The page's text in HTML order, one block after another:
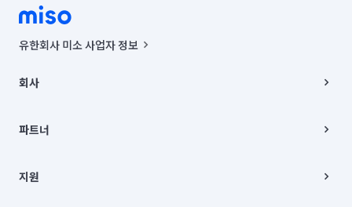
유한회사 미소 사업자 정보
00019 |
주소 | 본사: 서울특별시 종로구 율곡로 6(중학동, 트윈트리빌딩) B동 5층
컨택센터 : 서울특별시 종로구 수송동 율곡로 24, 7층, 8층 미소
상품, 상품정보, 거래에 관한 의무와 책임은 거래당사자에게 있습니다.
언론 보도 관련 문의:
회사
채용
파트너
이사
지원